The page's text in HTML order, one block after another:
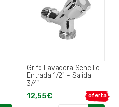
Grifo Lavadora Sencillo
Entrada 1/2" - Salida
3/4".
oferta
12,55€